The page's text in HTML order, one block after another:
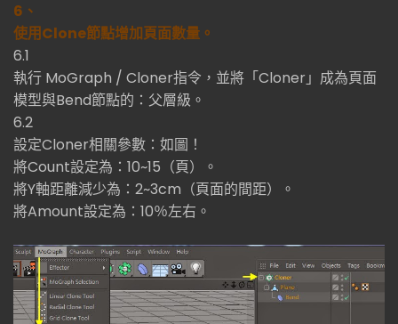
6、
使用Clone節點增加頁面數量。
6.1
執行 MoGraph / Cloner指令，並將「Cloner」成為頁面
模型與Bend節點的：父層級。
6.2
設定Cloner相關參數：如圖！
將Count設定為：10~15（頁）。
將Y軸距離減少為：2~3cm（頁面的間距）。
將Amount設定為：10％左右。